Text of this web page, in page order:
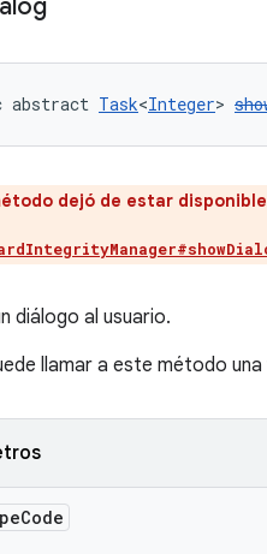
abstract Task<Integer>
dejó de estar
diálogo al usuario.
llamar a este método
Code